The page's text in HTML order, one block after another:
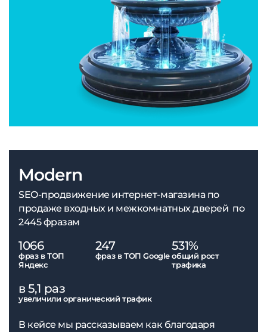
Modern
SEO-продвижение интернет-магазина по
продаже входных и межкомнатных дверей по
2445 фразам
1066
фраз в ТОП
Яндекс
247
фраз в ТОП Google
531%
общий рост
трафика
в 5,1 раз
увеличили органический трафик
В кейсе мы рассказываем как благодаря